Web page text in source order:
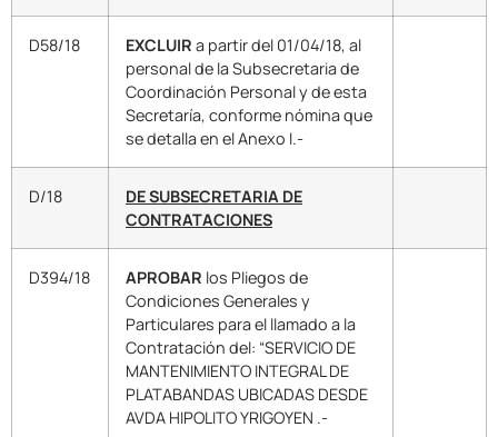
D58/18 EXCLUIR a partir del 01/04/18, al
personal de la Subsecretaria de
Coordinación Personal y de esta
Secretaría, conforme nómina que
se detalla en el Anexo I.-
D/18
DE SUBSECRETARIA DE
CONTRATACIONES
D394/18 APROBAR los Pliegos de
Condiciones Generales y
Particulares para el llamado a la
Contratación del: “SERVICIO DE
MANTENIMIENTO INTEGRAL DE
PLATABANDAS UBICADAS DESDE
AVDA HIPOLITO YRIGOYEN .-